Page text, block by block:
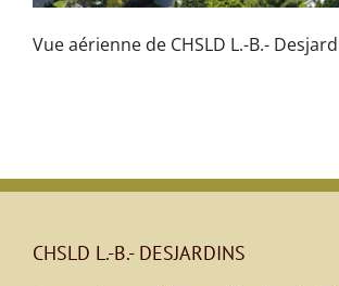
Vue aérienne de CHSLD L.-B.-
CHSLD L.-B.- DESJARDINS